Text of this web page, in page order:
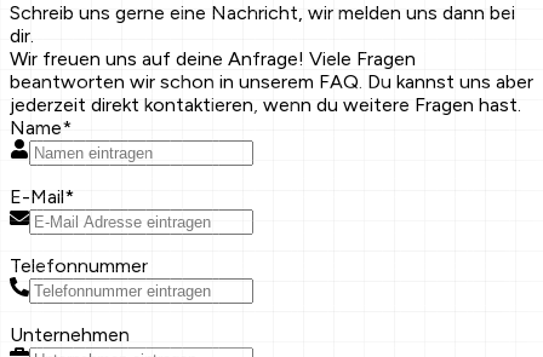
Schreib uns gerne eine Nachricht, wir melden uns dann bei
dir.
Wir freuen uns auf deine Anfrage! Viele Fragen
beantworten wir schon in unserem FAQ. Du kannst uns aber
jederzeit direkt kontaktieren, wenn du weitere Fragen hast.
Name*
E-Mail*
Telefonnummer
Unternehmen